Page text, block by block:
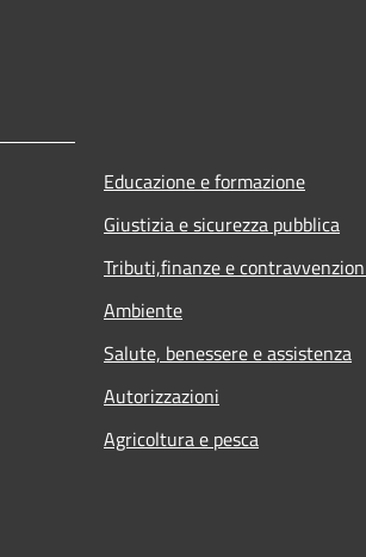
Educazione e formazione
Giustizia e sicurezza pubblica
Tributi,finanze e
Ambiente
Salute, benessere e assistenza
Autorizzazioni
Agricoltura e pesca